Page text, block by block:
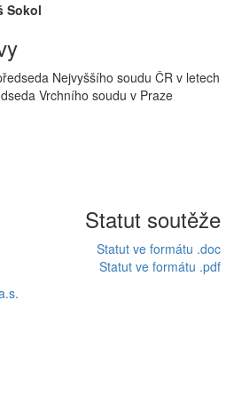
Sokol
Nejvyššího soudu ČR v letech
Vrchního soudu v Praze
Statut soutěže
Statut ve formátu .doc
Statut ve formátu .pdf